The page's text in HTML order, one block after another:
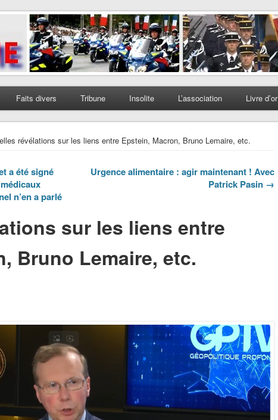
Faits divers Tribune Insolite L’association Livre d’or
révélations sur les liens entre Epstein, Macron, Bruno Lemaire, etc.
a été signé
n’en a parlé
Urgence alimentaire : agir maintenant ! Avec
Patrick Pasin →
sur les liens entre
Bruno Lemaire, etc.